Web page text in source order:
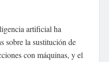
artificial ha
sobre la sustitución de
con máquinas, y el